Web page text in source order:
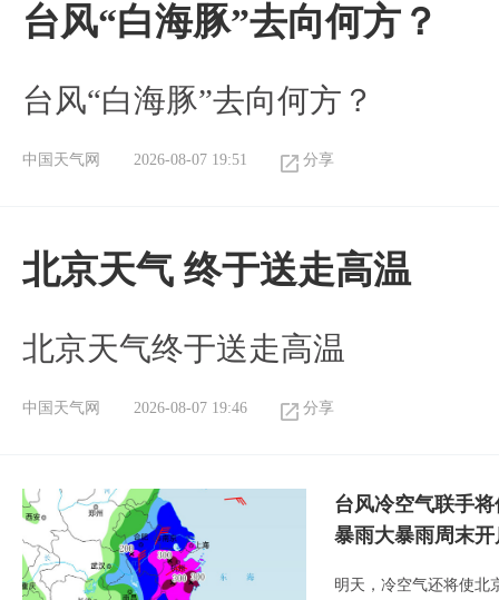
台风“白海豚”去向何方？
台风“白海豚”去向何方？
中国天气网 2026-08-07 19:51 分享
北京天气 终于送走高温
北京天气终于送走高温
中国天气网 2026-08-07 19:46 分享
台风冷空气联手
暴雨大暴雨周末开
明天，冷空气还将使北